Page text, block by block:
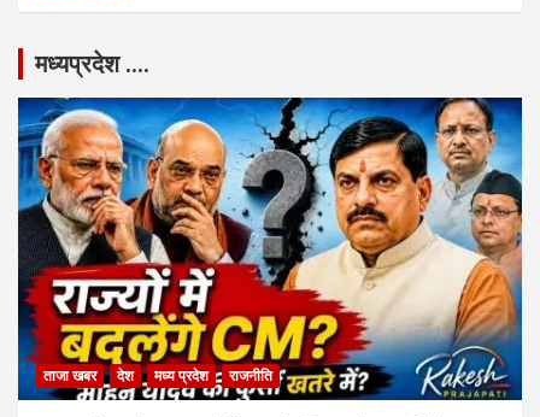
मध्यप्रदेश ….
ताजा खबर देश मध्य प्रदेश राजनीति